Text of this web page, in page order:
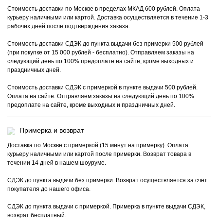
Стоимость доставки по Москве в пределах МКАД 600 рублей. Оплата
курьеру наличными или картой. Доставка осуществляется в течение 1-3
рабочих дней после подтверждения заказа.
Стоимость доставки СДЭК до пункта выдачи без примерки 500 рублей
(при покупке от 15 000 рублей - бесплатно). Отправляем заказы на
следующий день по 100% предоплате на сайте, кроме выходных и
праздничных дней.
Стоимость доставки СДЭК с примеркой в пункте выдачи 500 рублей.
Оплата на сайте. Отправляем заказы на следующий день по 100%
предоплате на сайте, кроме выходных и праздничных дней.
Примерка и возврат
Доставка по Москве с примеркой (15 минут на примерку). Оплата
курьеру наличными или картой после примерки. Возврат товара в
течении 14 дней в нашем шоуруме.
СДЭК до пункта выдачи без примерки. Возврат осуществляется за счёт
покупателя до нашего офиса.
СДЭК до пункта выдачи с примеркой. Примерка в пункте выдачи СДЭК,
возврат бесплатный.